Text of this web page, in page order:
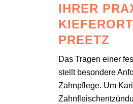
IHRER
PREETZ
Das Tragen einer
stellt besondere
Zahnpflege. Um